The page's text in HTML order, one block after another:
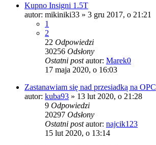
Kupno Insigni 1.5T
autor: mikiniki33 » 3 gru 2017, o 21:21
1
2
22 Odpowiedzi
30256 Odsłony
Ostatni postautor: Marek0
17 maja 2020, o 16:03
Zastanawiam się nad przesiadką na OPC
autor: kuba93 » 13 lut 2020, o 21:28
9 Odpowiedzi
20297 Odsłony
Ostatni postautor: najcik123
15 lut 2020, o 13:14